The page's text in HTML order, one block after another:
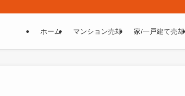
ホーム マンション売却 家/一戸建て売却